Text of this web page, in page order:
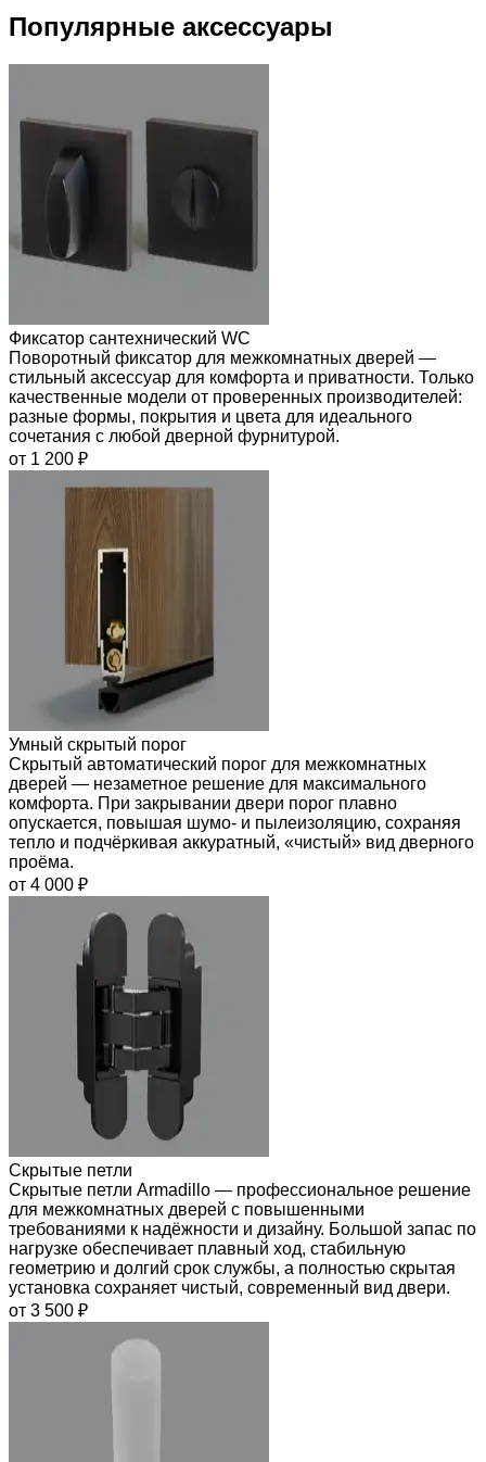
Популярные аксессуары
Фиксатор сантехнический WC
Поворотный фиксатор для межкомнатных дверей —
стильный аксессуар для комфорта и приватности. Только
качественные модели от проверенных производителей:
разные формы, покрытия и цвета для идеального
сочетания с любой дверной фурнитурой.
от 1 200 ₽
Умный скрытый порог
Скрытый автоматический порог для межкомнатных
дверей — незаметное решение для максимального
комфорта. При закрывании двери порог плавно
опускается, повышая шумо- и пылеизоляцию, сохраняя
тепло и подчёркивая аккуратный, «чистый» вид дверного
проёма.
от 4 000 ₽
Скрытые петли
Скрытые петли Armadillo — профессиональное решение
для межкомнатных дверей с повышенными
требованиями к надёжности и дизайну. Большой запас по
нагрузке обеспечивает плавный ход, стабильную
геометрию и долгий срок службы, а полностью скрытая
установка сохраняет чистый, современный вид двери.
от 3 500 ₽